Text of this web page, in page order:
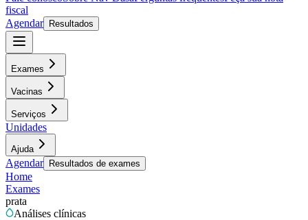
fiscal
Agendar
Resultados
Exames
Vacinas
Serviços
Unidades
Ajuda
Agendar Resultados de exames
Home
Exames
prata
Análises clínicas